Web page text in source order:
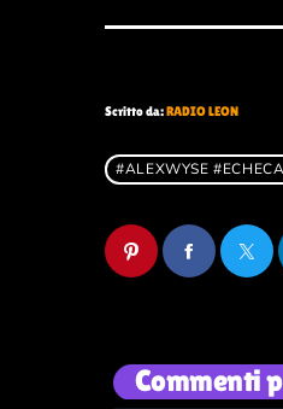
Scritto da:RADIO LEON
#ALEXWYSE
Commenti